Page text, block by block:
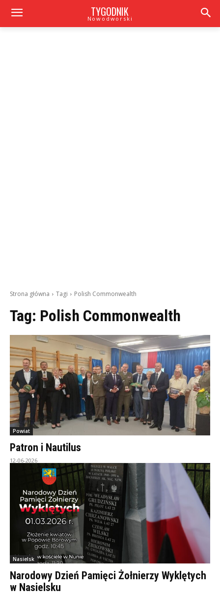
TYGODNIK
Nowodworski
Strona główna Tagi Polish Commonwealth
Tag: Polish Commonwealth
Powiat
Patron i Nautilus
12-06-2026
Nasielsk
Narodowy Dzień Pamięci Żołnierzy Wyklętych
w Nasielsku